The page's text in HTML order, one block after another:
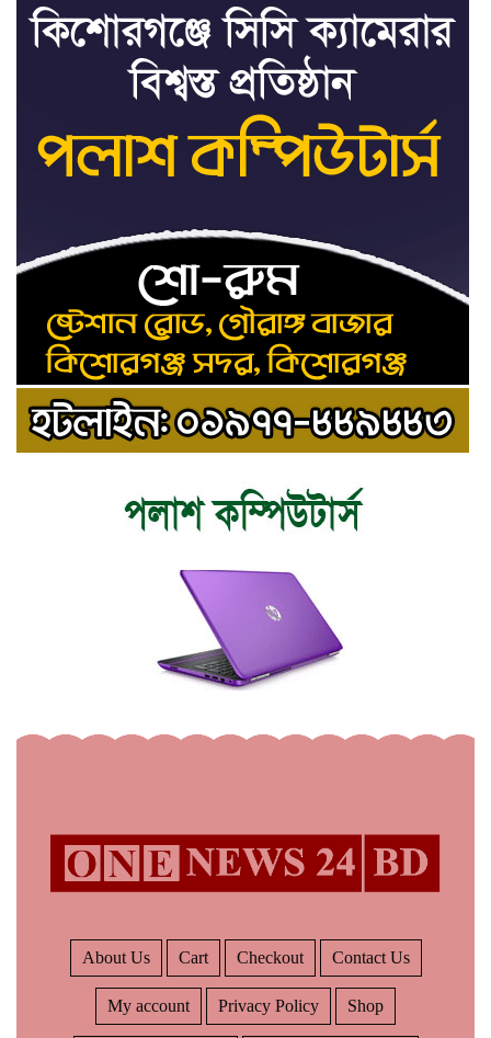
৮
কিশোরগঞ্জে সৌদি প্রবাসীকে ছুরিকাঘাতে
হত্যা
৯
দিল্লির সংবাদ সম্মেলনে শেখ হাসিনার
ভার্চ্যুয়াল বক্তব্যে ভারতের সমর্থন নেই:
জয়সওয়াল
ডুবে সাবেক পুলিশ সদস্যের মৃত্যু
About Us Cart Checkout Contact Us
My account Privacy Policy Shop